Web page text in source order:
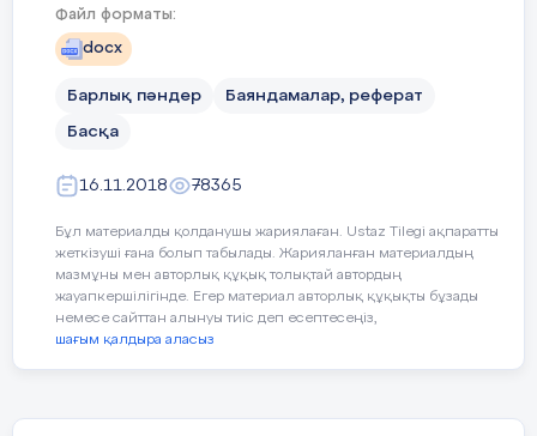
Файл форматы:
docx
Барлық пәндер Баяндамалар, реферат
Басқа
16.11.2018 78365
Бұл материалды қолданушы жариялаған. Ustaz Tilegi ақпаратты
жеткізуші ғана болып табылады. Жарияланған материалдың
мазмұны мен авторлық құқық толықтай автордың
жауапкершілігінде. Егер материал авторлық құқықты бұзады
немесе сайттан алынуы тиіс деп есептесеңіз,
шағым қалдыра аласыз